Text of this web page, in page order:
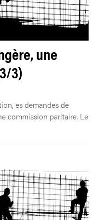
une
3)
es demandes de
commission paritaire. Le